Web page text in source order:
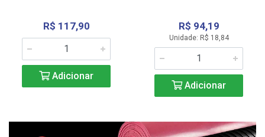
R$ 117,90
Adicionar
R$ 94,19
Unidade: R$ 18,84
Adicionar